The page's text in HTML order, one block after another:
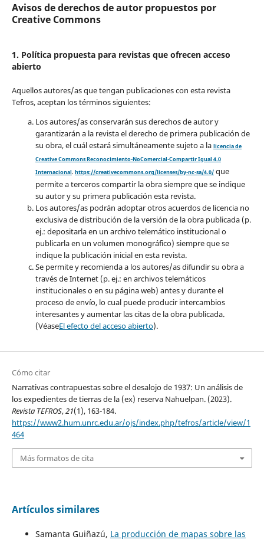
Avisos de derechos de autor propuestos por
Creative Commons
1. Política propuesta para revistas que ofrecen acceso
abierto
Aquellos autores/as que tengan publicaciones con esta revista
Tefros, aceptan los términos siguientes:
Los autores/as conservarán sus derechos de autor y
garantizarán a la revista el derecho de primera publicación de
su obra, el cuál estará simultáneamente sujeto a la licencia de
Creative Commons Reconocimiento-NoComercial-Compartir Igual 4.0
Internacional. https://creativecommons.org/licenses/by-nc-sa/4.0/que
permite a terceros compartir la obra siempre que se indique
su autor y su primera publicación esta revista.
Los autores/as podrán adoptar otros acuerdos de licencia no
exclusiva de distribución de la versión de la obra publicada (p.
ej.: depositarla en un archivo telemático institucional o
publicarla en un volumen monográfico) siempre que se
indique la publicación inicial en esta revista.
Se permite y recomienda a los autores/as difundir su obra a
través de Internet (p. ej.: en archivos telemáticos
institucionales o en su página web) antes y durante el
proceso de envío, lo cual puede producir intercambios
interesantes y aumentar las citas de la obra publicada.
(VéaseEl efecto del acceso abierto).
Cómo citar
Narrativas contrapuestas sobre el desalojo de 1937: Un análisis de
los expedientes de tierras de la (ex) reserva Nahuelpan. (2023).
Revista TEFROS,21(1), 163-184.
https://www2.hum.unrc.edu.ar/ojs/index.php/tefros/article/view/1
464
Más formatos de cita
Artículos similares
Samanta Guiñazú, La producción de mapas sobre las